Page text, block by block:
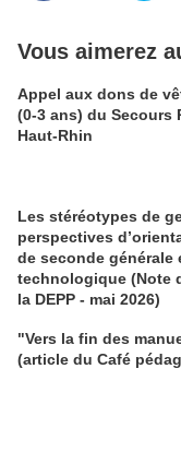
Vous aimerez
Appel aux dons de
(0-3 ans) du Secours
Haut-Rhin
Les stéréotypes de
perspectives
de seconde générale
technologique (Note
la DEPP - mai 2026)
"Vers la fin des
(article du Café